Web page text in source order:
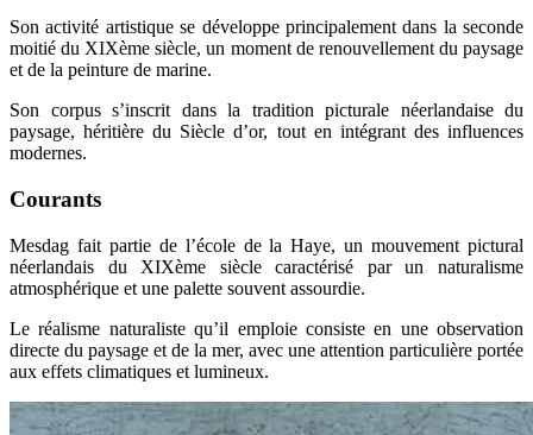
Son activité artistique se développe principalement dans la seconde
moitié du XIXème siècle, un moment de renouvellement du paysage
et de la peinture de marine.
Son corpus s’inscrit dans la tradition picturale néerlandaise du
paysage, héritière du Siècle d’or, tout en intégrant des influences
modernes.
Courants
Mesdag fait partie de l’école de la Haye, un mouvement pictural
néerlandais du XIXème siècle caractérisé par un naturalisme
atmosphérique et une palette souvent assourdie.
Le réalisme naturaliste qu’il emploie consiste en une observation
directe du paysage et de la mer, avec une attention particulière portée
aux effets climatiques et lumineux.